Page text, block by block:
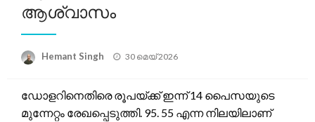
ആശ്വാസം
Hemant Singh
Posted
30 മെയ്‌ 2026
ഡോളറിനെതിരെ രൂപയ്ക്ക് ഇന്ന് 14 പൈസയുടെ
മുന്നേറ്റം രേഖപ്പെടുത്തി. 95. 55 എന്ന നിലയിലാണ്